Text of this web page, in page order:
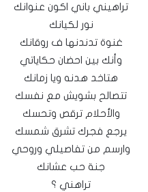
تراهيني باني اكون عنوانك
نور لكيانك
غنوة تدندنها ف روقانك
وأنك بين احضان حكاياتي
هتاخد هدنه ويا زمانك
تتصالح بشويش مع نفسك
والأحلام ترقص وتحسك
يرجع فجرك تشرق شمسك
وارسم من تفاصيلي وروحي
جنة حب عشانك
تراهني ؟